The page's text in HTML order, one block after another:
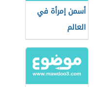
أسمن إمرأة في
العالم